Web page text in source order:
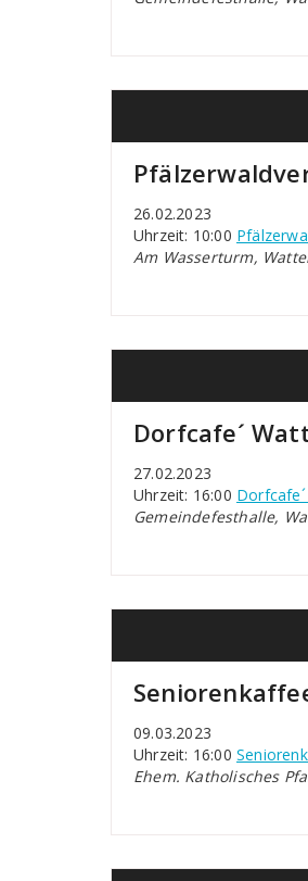
26.02.2023
Uhrzeit: 10:00
Am Wasserturm,
Dorfcafe´
27.02.2023
Uhrzeit: 16:00
Gemeindefesthalle,
09.03.2023
Uhrzeit: 16:00
Ehem. Katholisches